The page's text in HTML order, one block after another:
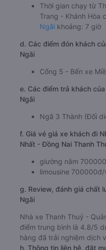
Thời gian chạy từ
Trang - Khánh Hòa
Ngãi khoảng: 7 giờ
d. Các điểm đón khách
Ngãi
Cổng 5 - Bến xe
e. Các điểm trả khách
Ngãi
Ngã 3 Thành (Đối
f. Giá vé giá xe khách đi
Nhất - Đồng Nai Thanh
giường nằm
limousine 700000đ/
g. Review, đánh giá chất
Ngãi
Nhà xe Thanh Thuỷ -
điểm trung bình là 4.8/5
hàng đã trải nghiệm dịch
h. Thông tin liên hệ, đặt